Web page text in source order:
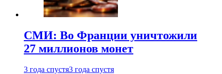
СМИ: Во Франции уничтожили
27 миллионов монет
3 года спустя3 года спустя